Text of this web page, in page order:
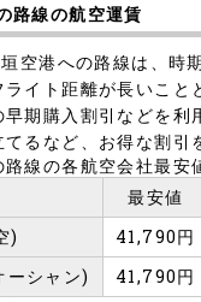
路線の航空運賃
空港への路線は、時
イト距離が長いこ
早期購入割引などを
るなど、お得な割
線の各航空会社最安
最安値
)
41,790円
シャン)
41,790円